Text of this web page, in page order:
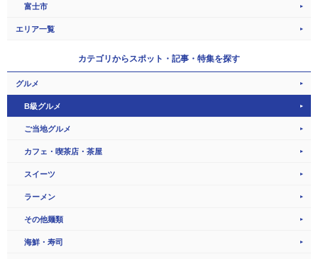
富士市
エリア一覧
カテゴリからスポット・記事・特集を探す
グルメ
B級グルメ
ご当地グルメ
カフェ・喫茶店・茶屋
スイーツ
ラーメン
その他麺類
海鮮・寿司